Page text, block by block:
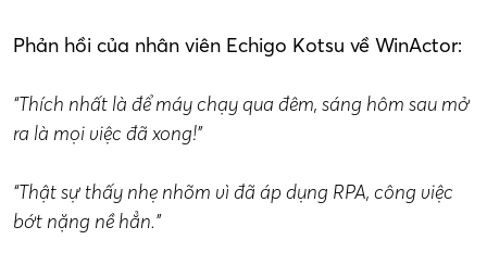
Phản hồi của nhân viên Echigo Kotsu về WinActor:
“Thích nhất là để máy chạy qua đêm, sáng hôm sau mở
ra là mọi việc đã xong!”
“Thật sự thấy nhẹ nhõm vì đã áp dụng RPA, công việc
bớt nặng nề hẳn.”